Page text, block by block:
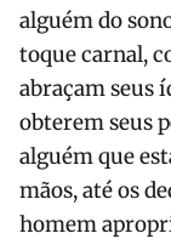
alguém do
toque carnal,
abraçam seus
ob­terem seus
alguém que
mãos, até os
homem